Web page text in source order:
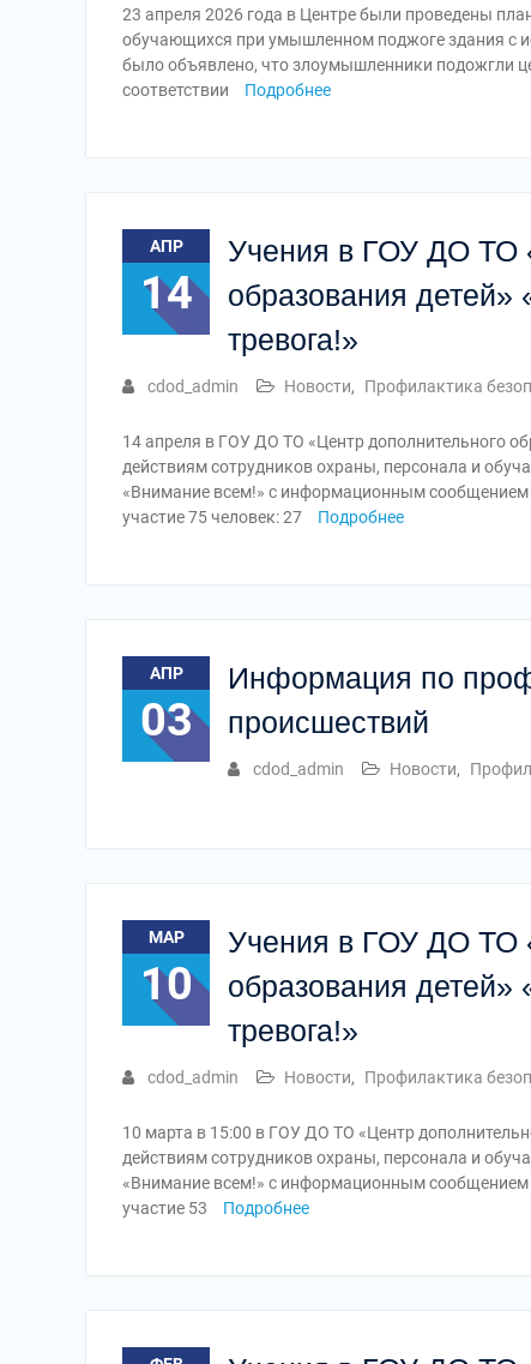
23 апреля 2026 года в Центре были проведены
обучающихся при умышленном поджоге здания с
было объявлено, что злоумышленники подожгли
соответствии
Подробнее
АПР
14
Учения в ГОУ ДО ТО
образования
тревога!»
cdod_admin Новости, Профилактика
14 апреля в ГОУ ДО ТО «Центр дополнительного
действиям сотрудников охраны, персонала и
«Внимание всем!» с информационным сообщением
участие 75 человек: 27
Подробнее
АПР
03
Информация по
происшествий
cdod_admin Новости,
МАР
10
Учения в ГОУ ДО ТО
образования
тревога!»
cdod_admin Новости, Профилактика
10 марта в 15:00 в ГОУ ДО ТО «Центр
действиям сотрудников охраны, персонала и
«Внимание всем!» с информационным сообщением
участие 53
Подробнее